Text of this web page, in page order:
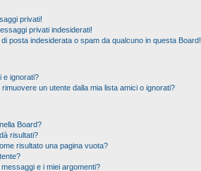
privati!
privati indesiderati!
posta indesiderata o spam da qualcuno in questa Board!
e ignorati?
un utente dalla mia lista amici o ignorati?
Board?
risultati?
risultato una pagina vuota?
e i miei argomenti?